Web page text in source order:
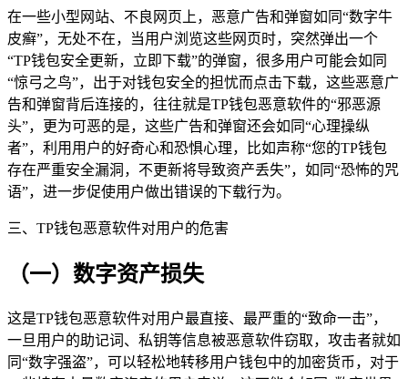
在一些小型网站、不良网页上，恶意广告和弹窗如同“数字牛
皮癣”，无处不在，当用户浏览这些网页时，突然弹出一个
“TP钱包安全更新，立即下载”的弹窗，很多用户可能会如同
“惊弓之鸟”，出于对钱包安全的担忧而点击下载，这些恶意广
告和弹窗背后连接的，往往就是TP钱包恶意软件的“邪恶源
头”，更为可恶的是，这些广告和弹窗还会如同“心理操纵
者”，利用用户的好奇心和恐惧心理，比如声称“您的TP钱包
存在严重安全漏洞，不更新将导致资产丢失”，如同“恐怖的咒
语”，进一步促使用户做出错误的下载行为。
三、TP钱包恶意软件对用户的危害
（一）数字资产损失
这是TP钱包恶意软件对用户最直接、最严重的“致命一击”，
一旦用户的助记词、私钥等信息被恶意软件窃取，攻击者就如
同“数字强盗”，可以轻松地转移用户钱包中的加密货币，对于